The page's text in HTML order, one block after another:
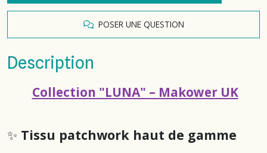
POSER UNE QUESTION
Description
Collection "LUNA" – Makower UK
✨ Tissu patchwork haut de gamme